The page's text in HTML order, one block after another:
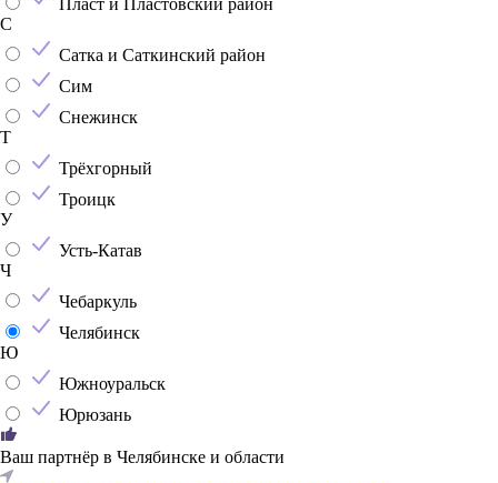
Пласт и Пластовский район
С
Сатка и Саткинский район
Сим
Снежинск
Т
Трёхгорный
Троицк
У
Усть-Катав
Ч
Чебаркуль
Челябинск
Ю
Южноуральск
Юрюзань
Ваш партнёр в Челябинске и области